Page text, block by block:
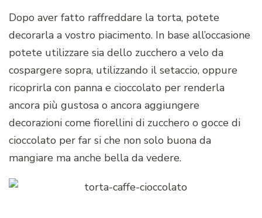
Dopo aver fatto raffreddare la torta, potete
decorarla a vostro piacimento. In base all’occasione
potete utilizzare sia dello zucchero a velo da
cospargere sopra, utilizzando il setaccio, oppure
ricoprirla con panna e cioccolato per renderla
ancora più gustosa o ancora aggiungere
decorazioni come fiorellini di zucchero o gocce di
cioccolato per far si che non solo buona da
mangiare ma anche bella da vedere.